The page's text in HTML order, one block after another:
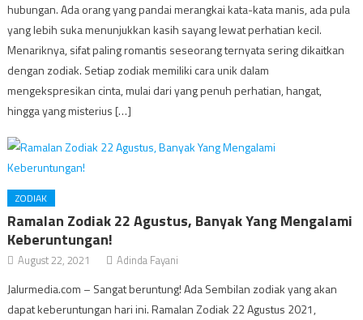
hubungan. Ada orang yang pandai merangkai kata-kata manis, ada pula
yang lebih suka menunjukkan kasih sayang lewat perhatian kecil.
Menariknya, sifat paling romantis seseorang ternyata sering dikaitkan
dengan zodiak. Setiap zodiak memiliki cara unik dalam
mengekspresikan cinta, mulai dari yang penuh perhatian, hangat,
hingga yang misterius […]
ZODIAK
Ramalan Zodiak 22 Agustus, Banyak Yang Mengalami
Keberuntungan!
August 22, 2021 Adinda Fayani
Jalurmedia.com – Sangat beruntung! Ada Sembilan zodiak yang akan
dapat keberuntungan hari ini. Ramalan Zodiak 22 Agustus 2021,